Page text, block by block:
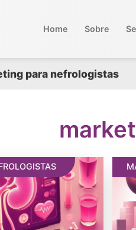
Home Sobre
para nefrologistas